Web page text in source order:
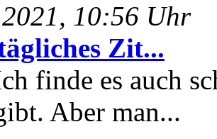
10:56 Uhr
Zit...
finde es auch
Aber man...